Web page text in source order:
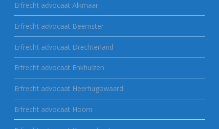
Erfrecht advocaat Alkmaar
Erfrecht advocaat Beemster
Erfrecht advocaat Drechterland
Erfrecht advocaat Enkhuizen
Erfrecht advocaat Heerhugowaard
Erfrecht advocaat Hoorn